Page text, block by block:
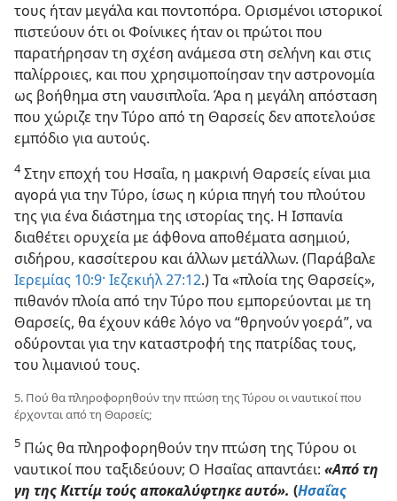
τους ήταν μεγάλα και ποντοπόρα. Ορισμένοι ιστορικοί
πιστεύουν ότι οι Φοίνικες ήταν οι πρώτοι που
παρατήρησαν τη σχέση ανάμεσα στη σελήνη και στις
παλίρροιες, και που χρησιμοποίησαν την αστρονομία
ως βοήθημα στη ναυσιπλοΐα. Άρα η μεγάλη απόσταση
που χώριζε την Τύρο από τη Θαρσείς δεν αποτελούσε
εμπόδιο για αυτούς.
4Στην εποχή του Ησαΐα, η μακρινή Θαρσείς είναι μια
αγορά για την Τύρο, ίσως η κύρια πηγή του πλούτου
της για ένα διάστημα της ιστορίας της. Η Ισπανία
διαθέτει ορυχεία με άφθονα αποθέματα ασημιού,
σιδήρου, κασσίτερου και άλλων μετάλλων. (Παράβαλε
Ιερεμίας 10:9· Ιεζεκιήλ 27:12.) Τα «πλοία της Θαρσείς»,
πιθανόν πλοία από την Τύρο που εμπορεύονται με τη
Θαρσείς, θα έχουν κάθε λόγο να “θρηνούν γοερά”, να
οδύρονται για την καταστροφή της πατρίδας τους,
του λιμανιού τους.
5. Πού θα πληροφορηθούν την πτώση της Τύρου οι ναυτικοί που
έρχονται από τη Θαρσείς;
5 Πώς θα πληροφορηθούν την πτώση της Τύρου οι
ναυτικοί που ταξιδεύουν; Ο Ησαΐας απαντάει: «Από τη
γη της Κιττίμ τούς αποκαλύφτηκε αυτό». (Ησαΐας